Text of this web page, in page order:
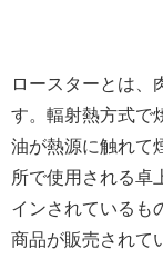
ロースターとは、
す。輻射熱方式で
油が熱源に触れて
所で使用される卓
インされているも
商品が販売されて